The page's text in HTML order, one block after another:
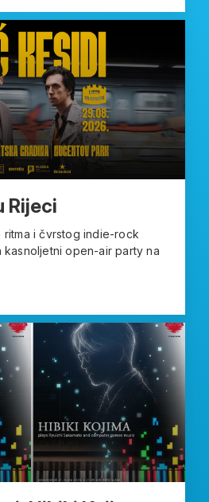
Rijeci
i čvrstog indie-rock
kasnoljetni open-air party na